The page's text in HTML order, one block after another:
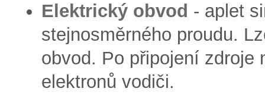
Elektrický obvod - aplet
stejnosměrného proudu.
obvod. Po připojení zdroje
elektronů vodiči.